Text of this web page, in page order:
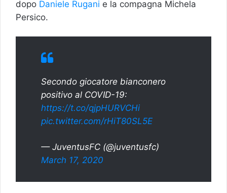
dopo Daniele Rugani e la compagna Michela
Persico.
Secondo giocatore bianconero
positivo al COVID-19:
https://t.co/qjpHURVCHi
pic.twitter.com/rHiT80SL5E
— JuventusFC (@juventusfc)
March 17, 2020